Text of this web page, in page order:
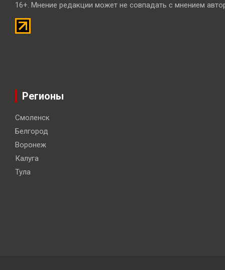
16+. Мнение редакции может не совпадать с мнением
Регионы
Смоленск
Белгород
Воронеж
Калуга
Тула